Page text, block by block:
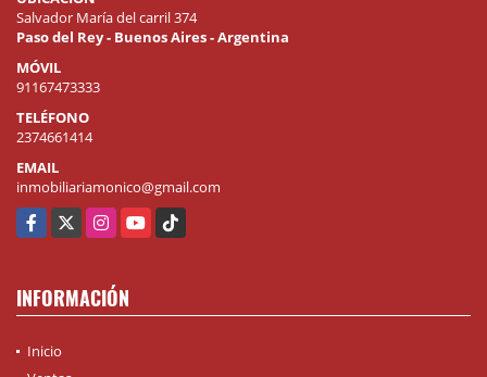
Salvador María del carril 374
Paso del Rey - Buenos Aires - Argentina
MÓVIL
91167473333
TELÉFONO
2374661414
EMAIL
inmobiliariamonico@gmail.com
Facebook
X InstagramYouTube
TikTok
INFORMACIÓN
Inicio